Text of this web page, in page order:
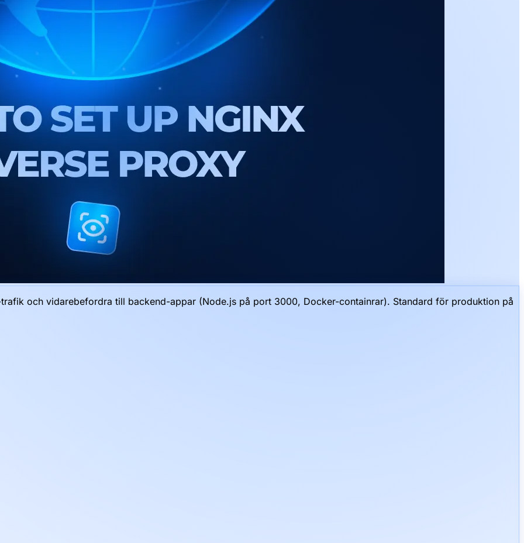
och vidarebefordra till backend-appar (Node.js på port 3000, Docker-containrar). Standard för produktion på